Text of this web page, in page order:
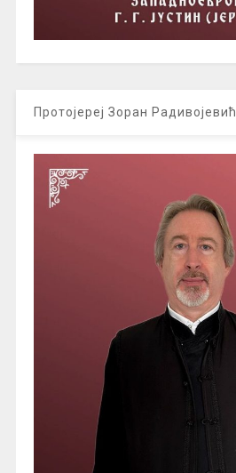
Протојереј Зоран Радивојевић